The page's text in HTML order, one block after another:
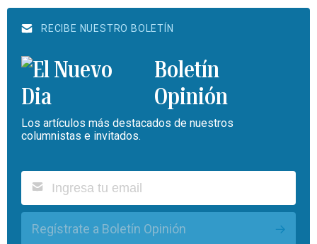
RECIBE NUESTRO BOLETÍN
Boletín
Opinión
Los artículos más destacados de nuestros
columnistas e invitados.
Regístrate a Boletín Opinión